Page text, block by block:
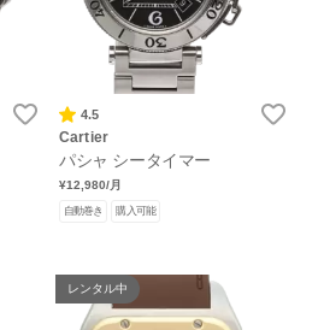
4.5
Cartier
パシャ シータイマー
¥12,980/月
自動巻き 購入可能
レンタル中